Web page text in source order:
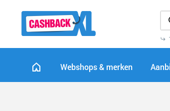
Webshops & merken